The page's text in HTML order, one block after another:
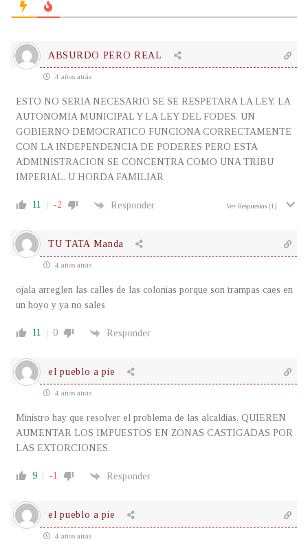
ABSURDO PERO REAL
4 años atrás
ESTO NO SERIA NECESARIO SE SE RESPETARA LA LEY, LA
AUTONOMIA MUNICIPAL Y LA LEY DEL FODES. UN
GOBIERNO DEMOCRATICO FUNCIONA CORRECTAMENTE
CON LA INDEPENDENCIA DE PODERES PERO ESTA
ADMINISTRACION SE CONCENTRA COMO UNA TRIBU
IMPERIAL. U HORDA FAMILIAR
11 -2 Responder Ver Respuestas (1)
TU TATA Manda
4 años atrás
ojala arreglen las calles de las colonias porque son trampas caes en
un hoyo y ya no sales
11 0 Responder
el pueblo a pie
4 años atrás
Ministro hay que resolver el problema de las alcaldias. QUIEREN
AUMENTAR LOS IMPUESTOS EN ZONAS CASTIGADAS POR
LAS EXTORCIONES.
9 -1 Responder
el pueblo a pie
4 años atrás